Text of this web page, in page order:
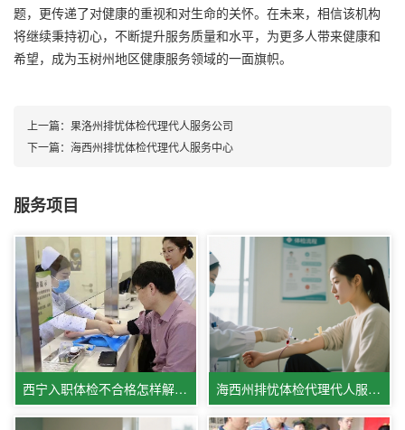
题，更传递了对健康的重视和对生命的关怀。在未来，相信该机构
将继续秉持初心，不断提升服务质量和水平，为更多人带来健康和
希望，成为玉树州地区健康服务领域的一面旗帜。
上一篇： 果洛州排忧体检代理代人服务公司
下一篇： 海西州排忧体检代理代人服务中心
服务项目
西宁入职体检不合格怎样解决,西宁体检医院体检服务相关情况 海西州排忧体检代理代人服务中心